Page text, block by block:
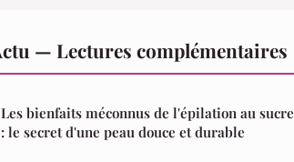
— Lectures complémentaires
Les bienfaits méconnus de l'épilation au sucre
: le secret d'une peau douce et durable